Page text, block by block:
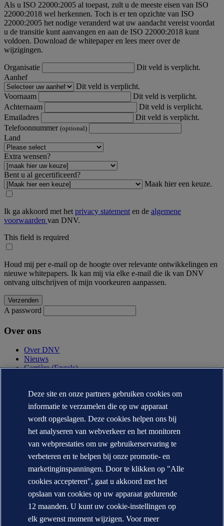
Als u ISO 22000:2005 al toepast, zult u de meeste eisen van ISO
22000:2018 wel herkennen. Toch is er ten opzichte van ISO
22000:2005 het nodige veranderd wat uw aandacht vereist voordat
u de transitie kunt aanvangen en aan de ISO 22000:2018 kunt
voldoen. Download de whitepaper en lees meer over de
wijzigingen.
Organisatie
Dit veld is verplicht.
Aanhef
Dit veld is verplicht.
Voornaam
Dit veld is verplicht.
Achternaam
Dit veld is verplicht.
Emailadres
Dit veld is verplicht.
Telefoonnummer (optional)
Land
Extra wensen?
Bent u al gecertificeerd?
Maak hier een keuze.
Ik ga akkoord met het privacy statement en de algemene
voorwaarden van DNV.
This field is required
Houd mij per e-mail op de hoogte over relevante ontwikkelingen en
nieuwe whitepapers. Ik kan mij via elke e-mail die ik van DNV
ontvang uitschrijven of mijn voorkeuren aanpassen.
A password
Over ons
Over DNV
Nieuws
Carrière (Engels)
Contact
Neem contact op
DNV locaties
Mediacontacten
Veracity.com
Privacy Statement
Terms of Use
Copyright © DNV AS 2026
Cookie informatie
Deze site en onze partners gebruiken cookies om
informatie te verzamelen die op uw apparaat
wordt opgeslagen. Deze cookies helpen ons bij
het analyseren van webverkeer en het monitoren
van webprestaties om uw gebruikerservaring te
verbeteren en te helpen bij onze promotie- en
marketinginspanningen. Door te klikken op "Alle
cookies accepteren", gaat u akkoord met het
opslaan van cookies op uw apparaat gedurende
12 maanden. U kunt uw cookie-instellingen op
elk gewenst moment wijzigen. Voor meer